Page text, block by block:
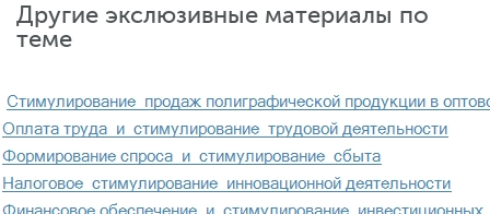
Другие экслюзивные материалы по
теме